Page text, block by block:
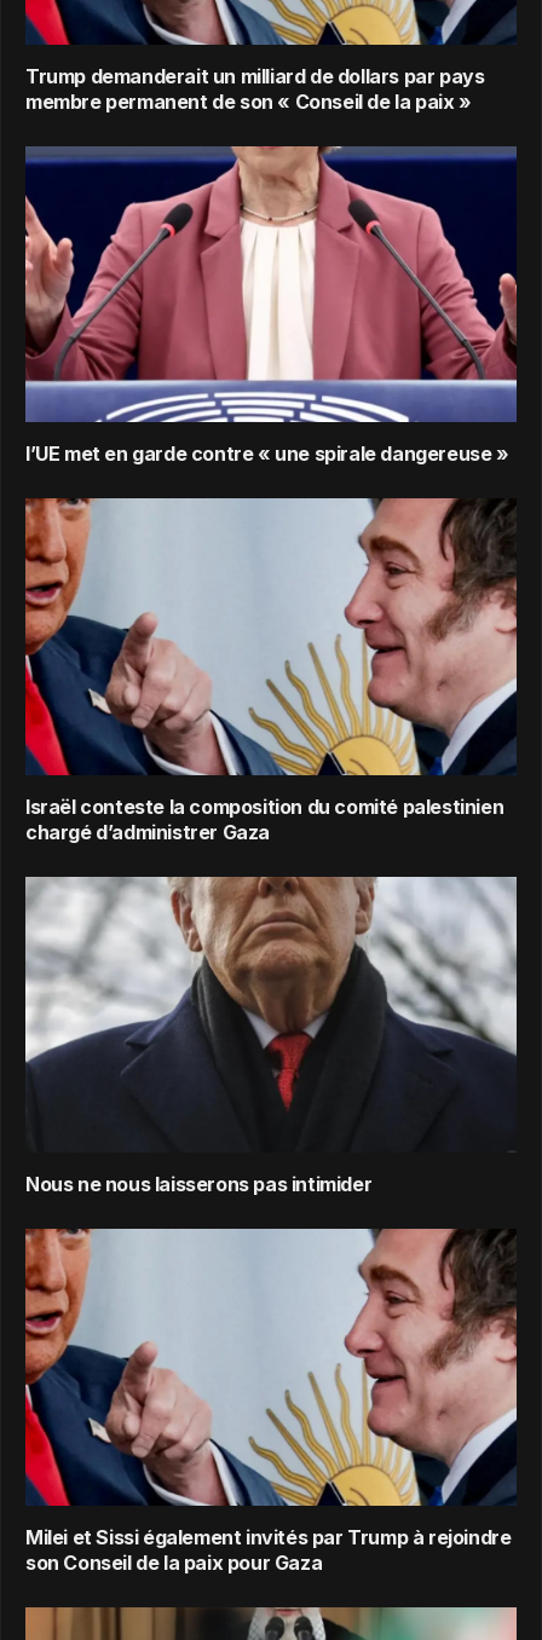
Trump demanderait un milliard de dollars par pays
membre permanent de son « Conseil de la paix »
l’UE met en garde contre « une spirale dangereuse »
Israël conteste la composition du comité palestinien
chargé d’administrer Gaza
Nous ne nous laisserons pas intimider
Milei et Sissi également invités par Trump à rejoindre
son Conseil de la paix pour Gaza